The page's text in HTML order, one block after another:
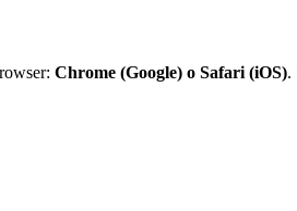
Chrome (Google) o Safari (iOS).